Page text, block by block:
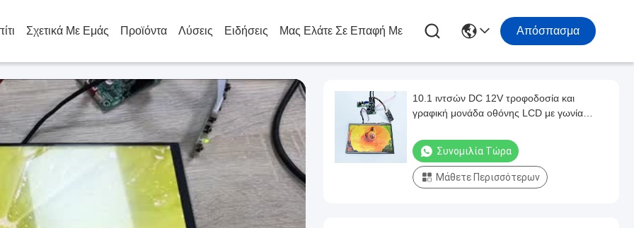
Σχετικά Με Εμάς Προϊόντα Λύσεις Ειδήσεις Μας Ελάτε Σε Επαφή Με Απόσπασμα
10.1 ιντσών DC 12V τροφοδοσία και
γραφική μονάδα οθόνης LCD με γωνία
Συνομιλία Τώρα
Μάθετε Περισσότερων